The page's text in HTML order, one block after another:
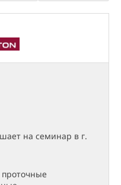
на семинар в г.
проточные